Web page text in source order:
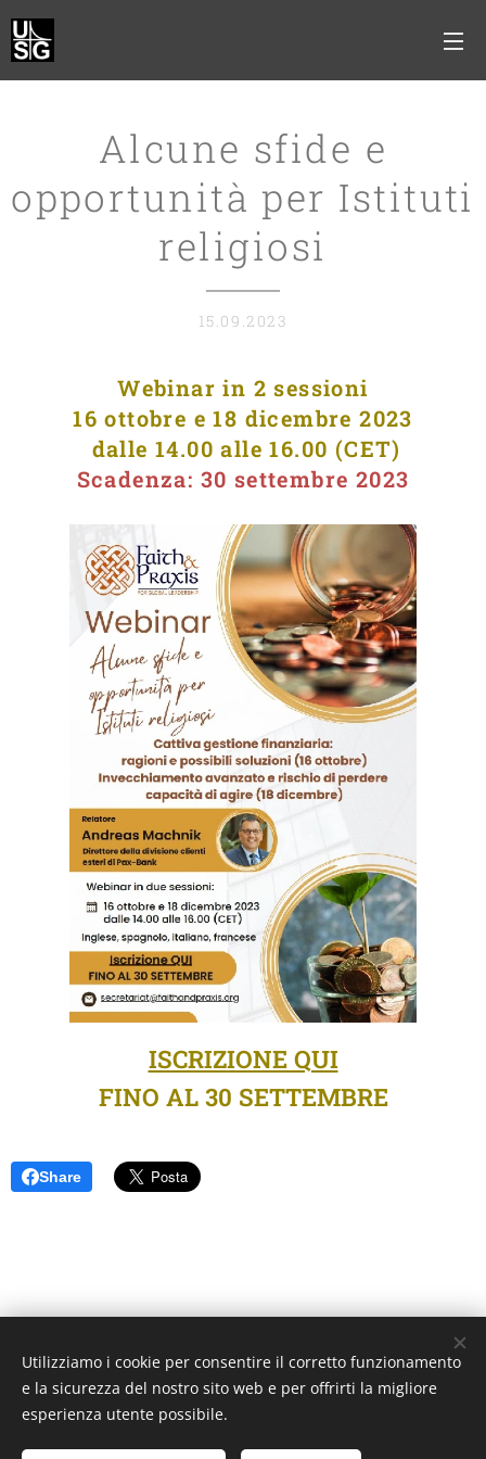
Alcune sfide e
opportunità per Istituti
religiosi
15.09.2023
Webinar in 2 sessioni
16 ottobre e 18 dicembre 2023
dalle 14.00 alle 16.00 (CET)
Scadenza: 30 settembre 2023
ISCRIZIONE QUI
FINO AL 30 SETTEMBRE
Share
Unione Superiori Generali - Via dei Penitenzieri 19 -00193 ROMA
Cookies
Lingue
Utilizziamo i cookie per consentire il corretto funzionamento
e la sicurezza del nostro sito web e per offrirti la migliore
esperienza utente possibile.